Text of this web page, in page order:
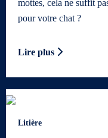
mottes, cela ne suffit
pour votre chat ?
Lire plus
Litière